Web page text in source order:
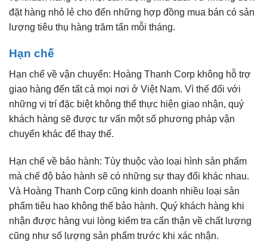
đặt hàng nhỏ lẻ cho đến những hợp đồng mua bán có sản
lượng tiêu thụ hàng trăm tấn mỗi tháng.
Hạn chế
Hạn chế về vận chuyển: Hoàng Thanh Corp không hỗ trợ
giao hàng đến tất cả mọi nơi ở Việt Nam. Vì thế đối với
những vị trí đặc biệt không thể thực hiện giao nhận, quý
khách hàng sẽ được tư vấn một số phương pháp vận
chuyển khác để thay thế.
Hạn chế về bảo hành: Tùy thuộc vào loại hình sản phẩm
mà chế độ bảo hành sẽ có những sự thay đổi khác nhau.
Và Hoàng Thanh Corp cũng kinh doanh nhiều loại sản
phẩm tiêu hao không thể bảo hành. Quý khách hàng khi
nhận được hàng vui lòng kiểm tra cẩn thận về chất lượng
cũng như số lượng sản phẩm trước khi xác nhận.